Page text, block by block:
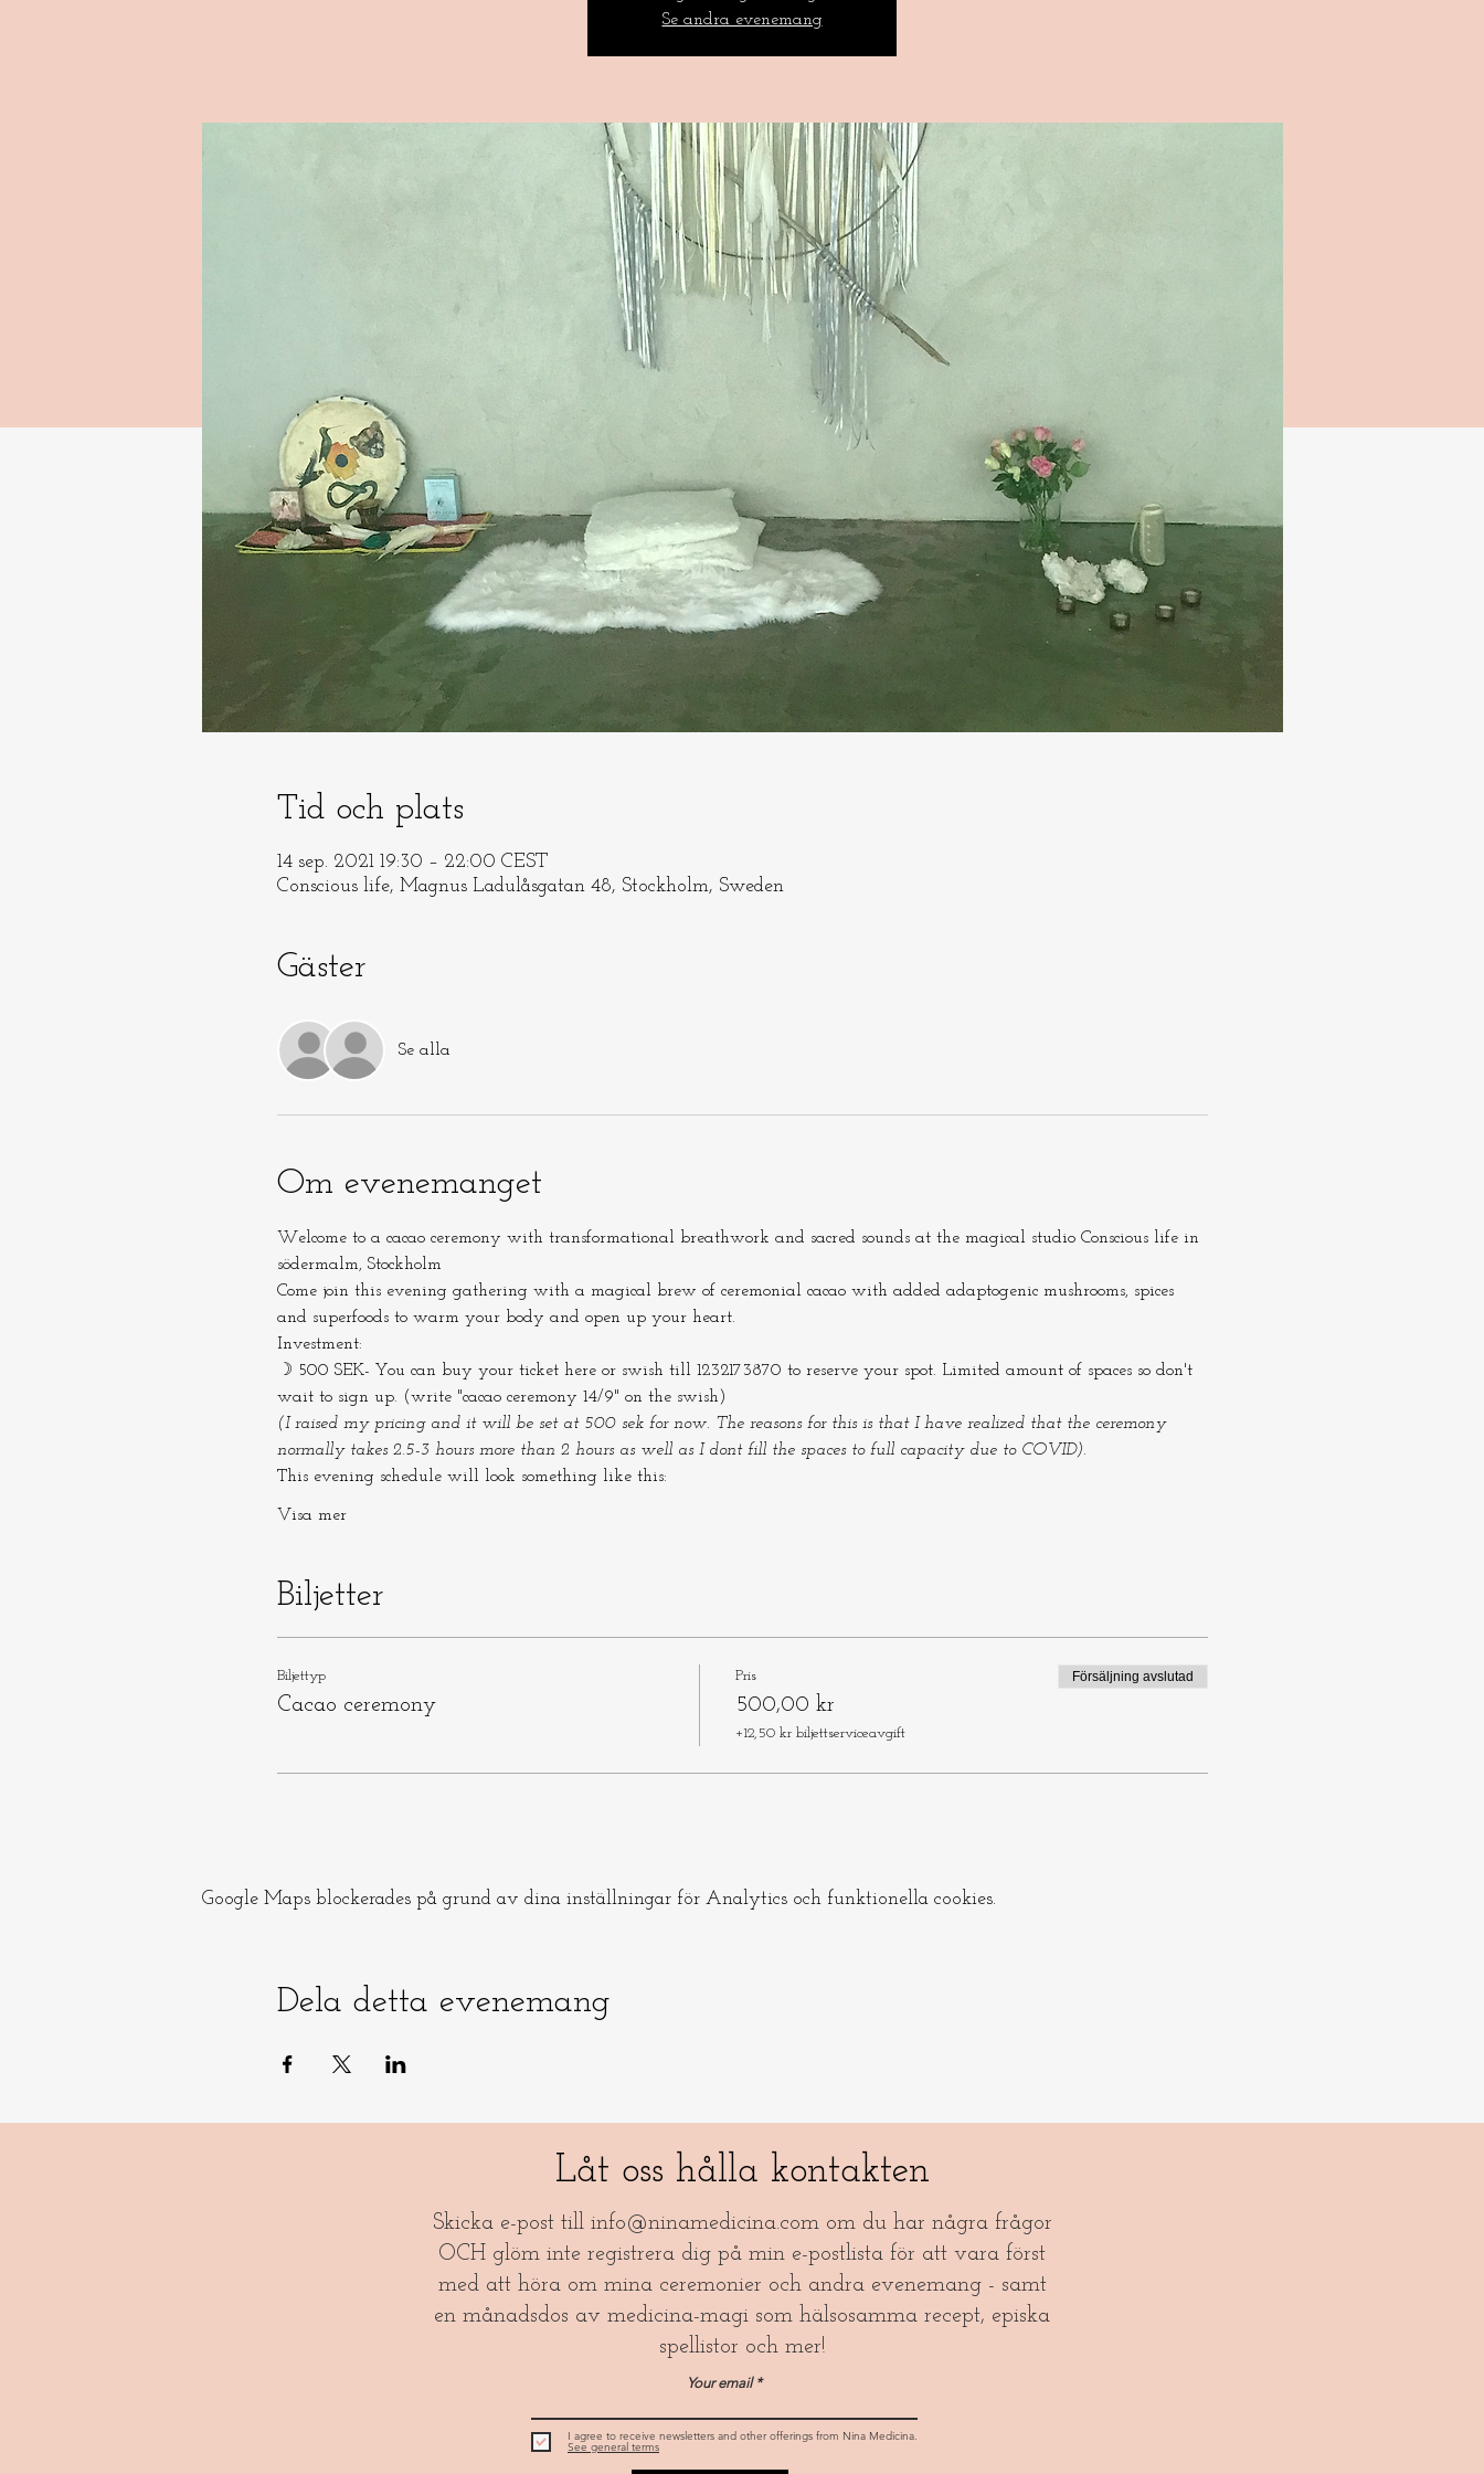
Se andra evenemang
Tid och plats
14 sep. 2021 19:30 – 22:00 CEST
Conscious life, Magnus Ladulåsgatan 48, Stockholm, Sweden
Gäster
Se alla
Om evenemanget
Welcome to a cacao ceremony with transformational breathwork and sacred sounds at the magical studio Conscious life in
södermalm, Stockholm
Come join this evening gathering with a magical brew of ceremonial cacao with added adaptogenic mushrooms, spices
and superfoods to warm your body and open up your heart.
Investment:
☽ 500 SEK- You can buy your ticket here or swish till 1232173870 to reserve your spot. Limited amount of spaces so don't
wait to sign up. (write "cacao ceremony 14/9" on the swish)
(I raised my pricing and it will be set at 500 sek for now. The reasons for this is that I have realized that the ceremony
normally takes 2.5-3 hours more than 2 hours as well as I dont fill the spaces to full capacity due to COVID).
This evening schedule will look something like this:
Visa mer
Biljetter
Biljettyp
Cacao ceremony
Pris
500,00 kr
+12,50 kr biljettserviceavgift
Försäljning avslutad
Google Maps blockerades på grund av dina inställningar för Analytics och funktionella cookies.
Dela detta evenemang
Låt oss hålla kontakten
​​Skicka e-post till info@ninamedicina.comom du har några frågor
OCH glöm inte registrera dig på min e-postlista för att vara först
med att höra om mina ceremonier och andra evenemang - samt
en månadsdos av medicina-magi som hälsosamma recept, episka
spellistor och mer!​
Your email
I agree to receive newsletters and other offerings from Nina Medicina.
See general terms